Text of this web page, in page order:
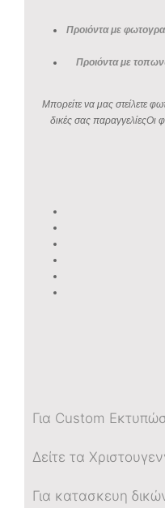
Προιόντα με
Προιόντα με
Μπορείτε να μας στείλετε
δικές σας παραγγελίεςΟι
Για Custom
Δείτε τα
Για κατασκευη